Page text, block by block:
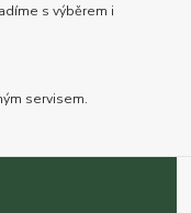
s výběrem i
servisem.